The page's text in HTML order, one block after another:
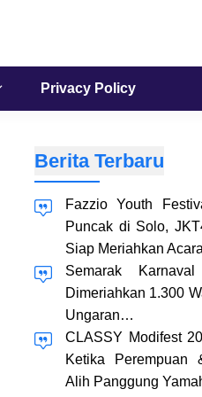
Privacy Policy
Berita Terbaru
Fazzio Youth
Puncak di Solo,
Siap Meriahkan
Semarak
Dimeriahkan 1.300
Ungaran…
CLASSY Modifest
Ketika Perempuan
Alih Panggung